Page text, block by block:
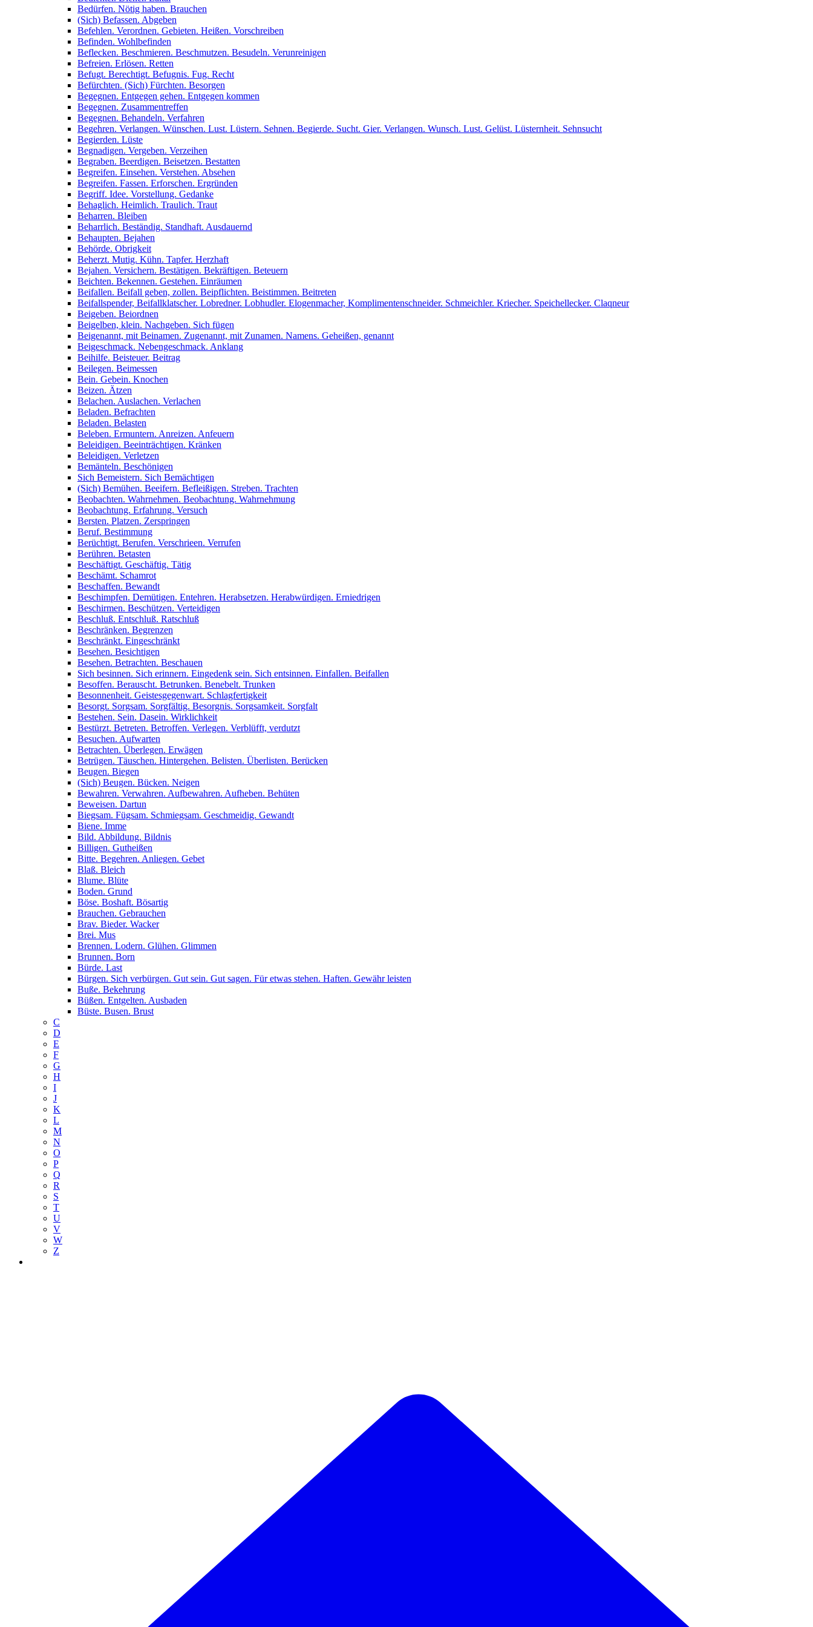
Bedürfen. Nötig haben. Brauchen
(Sich) Befassen. Abgeben
Befehlen. Verordnen. Gebieten. Heißen. Vorschreiben
Befinden. Wohlbefinden
Beflecken. Beschmieren. Beschmutzen. Besudeln. Verunreinigen
Befreien. Erlösen. Retten
Befugt. Berechtigt. Befugnis. Fug. Recht
Befürchten. (Sich) Fürchten. Besorgen
Begegnen. Entgegen gehen. Entgegen kommen
Begegnen. Zusammentreffen
Begegnen. Behandeln. Verfahren
Begehren. Verlangen. Wünschen. Lust. Lüstern. Sehnen. Begierde. Sucht. Gier. Verlangen. Wunsch. Lust. Gelüst. Lüsternheit. Sehnsucht
Begierden. Lüste
Begnadigen. Vergeben. Verzeihen
Begraben. Beerdigen. Beisetzen. Bestatten
Begreifen. Einsehen. Verstehen. Absehen
Begreifen. Fassen. Erforschen. Ergründen
Begriff. Idee. Vorstellung. Gedanke
Behaglich. Heimlich. Traulich. Traut
Beharren. Bleiben
Beharrlich. Beständig. Standhaft. Ausdauernd
Behaupten. Bejahen
Behörde. Obrigkeit
Beherzt. Mutig. Kühn. Tapfer. Herzhaft
Bejahen. Versichern. Bestätigen. Bekräftigen. Beteuern
Beichten. Bekennen. Gestehen. Einräumen
Beifallen. Beifall geben, zollen. Beipflichten. Beistimmen. Beitreten
Beifallspender, Beifallklatscher. Lobredner. Lobhudler. Elogenmacher, Komplimentenschneider. Schmeichler. Kriecher. Speichellecker. Claqneur
Beigeben. Beiordnen
Beigelben, klein. Nachgeben. Sich fügen
Beigenannt, mit Beinamen. Zugenannt, mit Zunamen. Namens. Geheißen, genannt
Beigeschmack. Nebengeschmack. Anklang
Beihilfe. Beisteuer. Beitrag
Beilegen. Beimessen
Bein. Gebein. Knochen
Beizen. Ätzen
Belachen. Auslachen. Verlachen
Beladen. Befrachten
Beladen. Belasten
Beleben. Ermuntern. Anreizen. Anfeuern
Beleidigen. Beeinträchtigen. Kränken
Beleidigen. Verletzen
Bemänteln. Beschönigen
Sich Bemeistern. Sich Bemächtigen
(Sich) Bemühen. Beeifern. Befleißigen. Streben. Trachten
Beobachten. Wahrnehmen. Beobachtung. Wahrnehmung
Beobachtung. Erfahrung. Versuch
Bersten. Platzen. Zerspringen
Beruf. Bestimmung
Berüchtigt. Berufen. Verschrieen. Verrufen
Berühren. Betasten
Beschäftigt. Geschäftig. Tätig
Beschämt. Schamrot
Beschaffen. Bewandt
Beschimpfen. Demütigen. Entehren. Herabsetzen. Herabwürdigen. Erniedrigen
Beschirmen. Beschützen. Verteidigen
Beschluß. Entschluß. Ratschluß
Beschränken. Begrenzen
Beschränkt. Eingeschränkt
Besehen. Besichtigen
Besehen. Betrachten. Beschauen
Sich besinnen. Sich erinnern. Eingedenk sein. Sich entsinnen. Einfallen. Beifallen
Besoffen. Berauscht. Betrunken. Benebelt. Trunken
Besonnenheit. Geistesgegenwart. Schlagfertigkeit
Besorgt. Sorgsam. Sorgfältig. Besorgnis. Sorgsamkeit. Sorgfalt
Bestehen. Sein. Dasein. Wirklichkeit
Bestürzt. Betreten. Betroffen. Verlegen. Verblüfft, verdutzt
Besuchen. Aufwarten
Betrachten. Überlegen. Erwägen
Betrügen. Täuschen. Hintergehen. Belisten. Überlisten. Berücken
Beugen. Biegen
(Sich) Beugen. Bücken. Neigen
Bewahren. Verwahren. Aufbewahren. Aufheben. Behüten
Beweisen. Dartun
Biegsam. Fügsam. Schmiegsam. Geschmeidig. Gewandt
Biene. Imme
Bild. Abbildung. Bildnis
Billigen. Gutheißen
Bitte. Begehren. Anliegen. Gebet
Blaß. Bleich
Blume. Blüte
Boden. Grund
Böse. Boshaft. Bösartig
Brauchen. Gebrauchen
Brav. Bieder. Wacker
Brei. Mus
Brennen. Lodern. Glühen. Glimmen
Brunnen. Born
Bürde. Last
Bürgen. Sich verbürgen. Gut sein. Gut sagen. Für etwas stehen. Haften. Gewähr leisten
Buße. Bekehrung
Büßen. Entgelten. Ausbaden
Büste. Busen. Brust
C
D
E
F
G
H
I
J
K
L
M
N
O
P
Q
R
S
T
U
V
W
Z